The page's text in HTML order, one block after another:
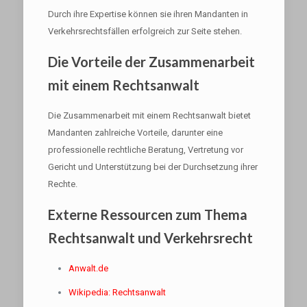
Durch ihre Expertise können sie ihren Mandanten in
Verkehrsrechtsfällen erfolgreich zur Seite stehen.
Die Vorteile der Zusammenarbeit
mit einem Rechtsanwalt
Die Zusammenarbeit mit einem Rechtsanwalt bietet
Mandanten zahlreiche Vorteile, darunter eine
professionelle rechtliche Beratung, Vertretung vor
Gericht und Unterstützung bei der Durchsetzung ihrer
Rechte.
Externe Ressourcen zum Thema
Rechtsanwalt und Verkehrsrecht
Anwalt.de
Wikipedia: Rechtsanwalt